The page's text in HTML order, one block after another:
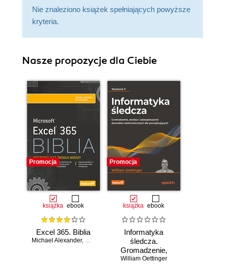
Nie znaleziono książek spełniających powyższe
kryteria.
Nasze propozycje dla Ciebie
Promocja
książka ebook
Excel 365. Biblia
Michael Alexander, Dick Kusleika
Promocja
książka ebook
Informatyka
śledcza.
Gromadzenie,
analiza i
William Oettinger